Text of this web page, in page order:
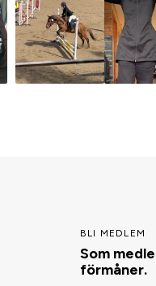
BLI MEDLEM
Som
förmåner.